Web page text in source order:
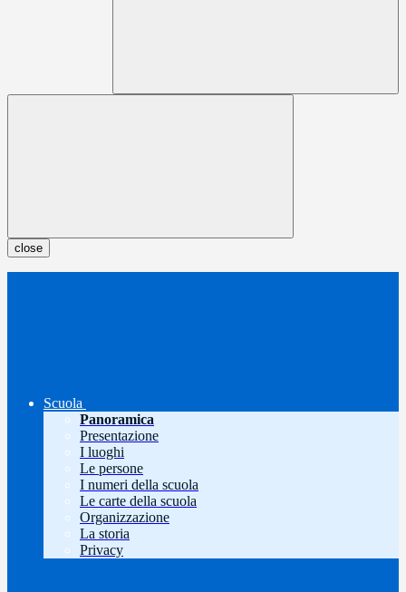
close
Scuola
Panoramica
Presentazione
I luoghi
Le persone
I numeri della scuola
Le carte della scuola
Organizzazione
La storia
Privacy